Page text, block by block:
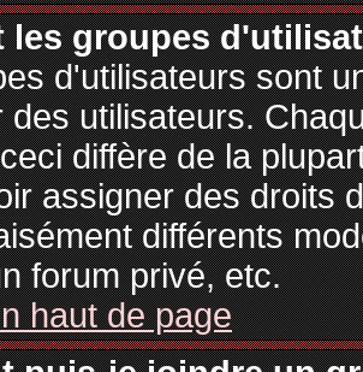
les groupes
d'utilisateurs sont
des utilisateurs.
diffère de la
assigner des droits
différents
forum privé, etc.
haut de page